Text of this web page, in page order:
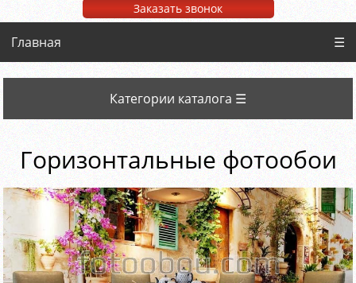
Заказать звонок
Главная ☰
Категории каталога ☰
Горизонтальные фотообои